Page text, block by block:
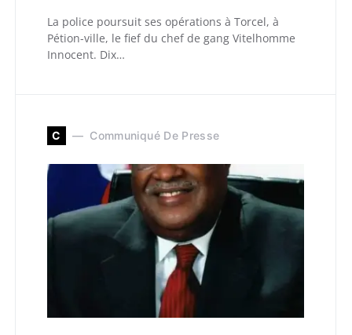
La police poursuit ses opérations à Torcel, à
Pétion-ville, le fief du chef de gang Vitelhomme
Innocent. Dix…
C Communiqué De Presse